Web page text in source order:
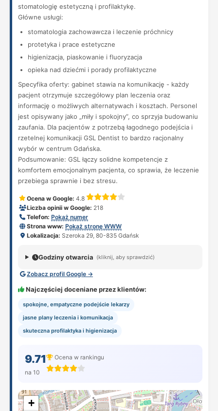
stomatologię estetyczną i profilaktykę.
Główne usługi:
stomatologia zachowawcza i leczenie próchnicy
protetyka i prace estetyczne
higienizacja, piaskowanie i fluoryzacja
opieka nad dziećmi i porady profilaktyczne
Specyfika oferty: gabinet stawia na komunikację - każdy
pacjent otrzymuje szczegółowy plan leczenia oraz
informację o możliwych alternatywach i kosztach. Personel
jest opisywany jako „miły i spokojny”, co sprzyja budowaniu
zaufania. Dla pacjentów z potrzebą łagodnego podejścia i
rzetelnej komunikacji GSL Dentist to bardzo racjonalny
wybór w centrum Gdańska.
Podsumowanie: GSL łączy solidne kompetencje z
komfortem emocjonalnym pacjenta, co sprawia, że leczenie
przebiega sprawnie i bez stresu.
Ocena w Google: 4.8
Liczba opinii w Google: 218
Telefon: Pokaż numer
Strona www: Pokaż stronę WWW
Lokalizacja: Szeroka 29, 80-835 Gdańsk
Godziny otwarcia (kliknij, aby sprawdzić)
Zobacz profil Google →
Najczęściej doceniane przez klientów:
spokojne, empatyczne podejście lekarzy
jasne plany leczenia i komunikacja
skuteczna profilaktyka i higienizacja
9.71
na 10
Ocena w rankingu
+